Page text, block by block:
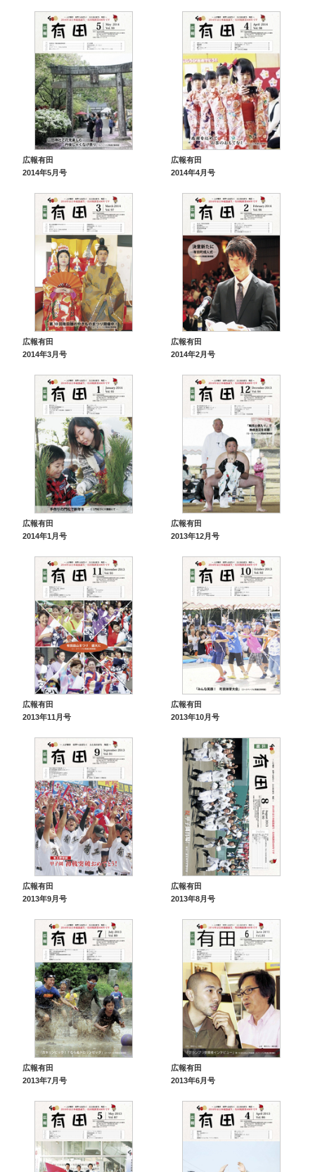
広報有田
2014年5月号
広報有田
2014年4月号
広報有田
2014年3月号
広報有田
2014年2月号
広報有田
2014年1月号
広報有田
2013年12月号
広報有田
2013年11月号
広報有田
2013年10月号
広報有田
2013年9月号
広報有田
2013年8月号
広報有田
2013年7月号
広報有田
2013年6月号